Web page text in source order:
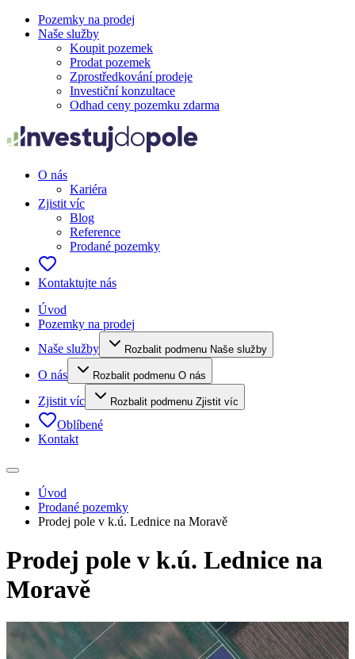
Pozemky na prodej
Naše služby
Koupit pozemek
Prodat pozemek
Zprostředkování prodeje
Investiční konzultace
Odhad ceny pozemku zdarma
O nás
Kariéra
Zjistit víc
Blog
Reference
Prodané pozemky
Kontaktujte nás
Úvod
Pozemky na prodej
Naše služby
Rozbalit podmenu Naše služby
O nás Rozbalit podmenu O nás
Zjistit víc Rozbalit podmenu Zjistit víc
Oblíbené
Kontakt
Úvod
Prodané pozemky
Prodej pole v k.ú. Lednice na Moravě
Prodej pole v k.ú. Lednice na
Moravě